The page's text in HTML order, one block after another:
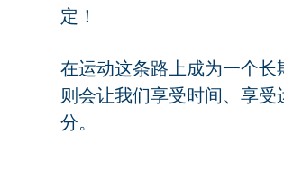
定！
在运动这条路上成为一个长
则会让我们享受时间、享
分。